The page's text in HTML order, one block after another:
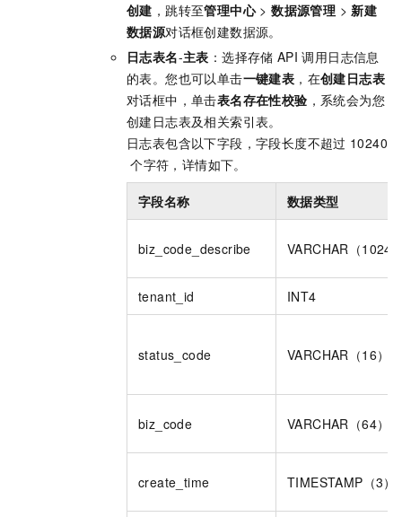
创建 ，跳转至管理中心>数据源管理 >新建
数据源对话框创建数据源。
日志表名-主表 ：选择存储 API 调用日志信息
的表。您也可以单击一键建表 ，在创建日志表
对话框中，单击表名存在性校验 ，系统会为您
创建日志表及相关索引表。
日志表包含以下字段，字段长度不超过 10240
个字符，详情如下。
字段名称 数据类型
biz_code_describe VARCHAR（1024
tenant_id INT4
status_code VARCHAR（16）
biz_code VARCHAR（64）
create_time TIMESTAMP（3）